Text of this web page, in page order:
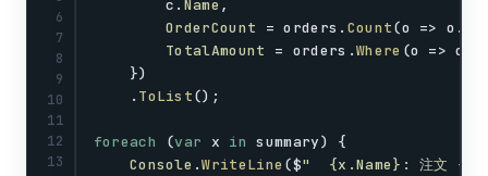
6
7
8
9
10
11
12
13
c . Name ,
OrderCount = orders . Count(o => o .
TotalAmount = orders .Where (o => o
    })
    .
ToList();
foreach (var x in summary) {
Console .WriteLine ($"  {x.Name}: 注文